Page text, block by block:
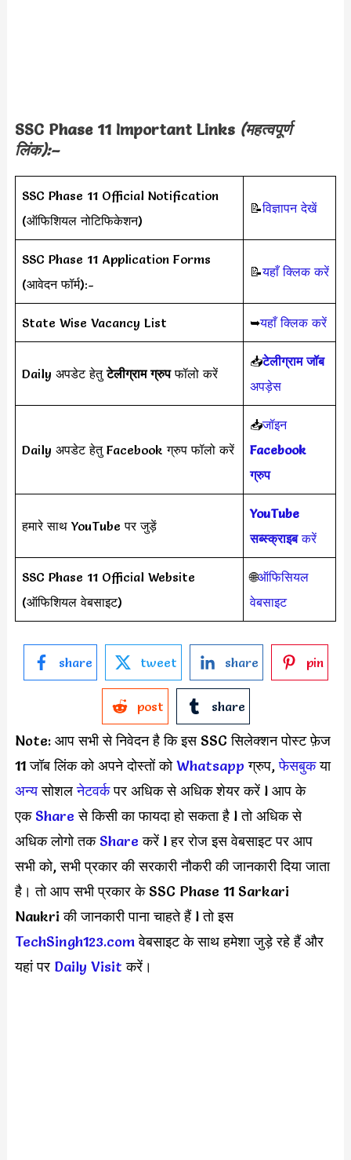
SSC Phase 11 Important Links (महत्वपूर्ण
लिंक):–
SSC Phase 11 Official Notification
(ऑफिशियल नोटिफिकेशन)
📝विज्ञापन देखें
SSC Phase 11 Application Forms
(आवेदन फॉर्म):-
📝यहाँ क्लिक करें
State Wise Vacancy List ➥यहाँ क्लिक करें
Daily अपडेट हेतुटेलीग्राम ग्रुपफॉलो करें
📥टेलीग्राम जॉब
अपड़ेस
Daily अपडेट हेतु Facebook ग्रुप फॉलो करें
📥जॉइन
Facebook
ग्रुप
हमारे साथ YouTube पर जुड़ें
YouTube
सब्स्क्राइबकरें
SSC Phase 11 Official Website
(ऑफिशियल वेबसाइट)
🌐ऑफिसियल
वेबसाइट
share tweet share pin
post share
Note: आप सभी से निवेदन है कि इस SSC सिलेक्शन पोस्ट फ़ेज
11 जॉब लिंक को अपने दोस्तों कोWhatsapp ग्रुप,फेसबुकया
अन्यसोशलनेटवर्कपर अधिक से अधिक शेयर करें l आप के
एक Shareसे किसी का फायदा हो सकता है l तो अधिक से
अधिक लोगो तकShareकरें l हर रोज इस वेबसाइट पर आप
सभी को, सभी प्रकार की सरकारी नौकरी की जानकारी दिया जाता
है। तो आप सभी प्रकार के SSC Phase 11 Sarkari
Naukri की जानकारी पाना चाहते हैं l तो इस
TechSingh123.comवेबसाइट के साथ हमेशा जुड़े रहे हैं और
यहां पर Daily Visit करें।